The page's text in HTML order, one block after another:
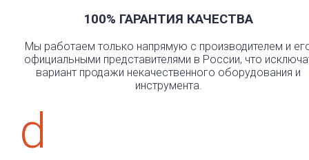
100% ГАРАНТИЯ КАЧЕСТВА
Мы работаем только напрямую с производителем и
официальными представителями в России, что
вариант продажи некачественного оборудования и
инструмента.
d